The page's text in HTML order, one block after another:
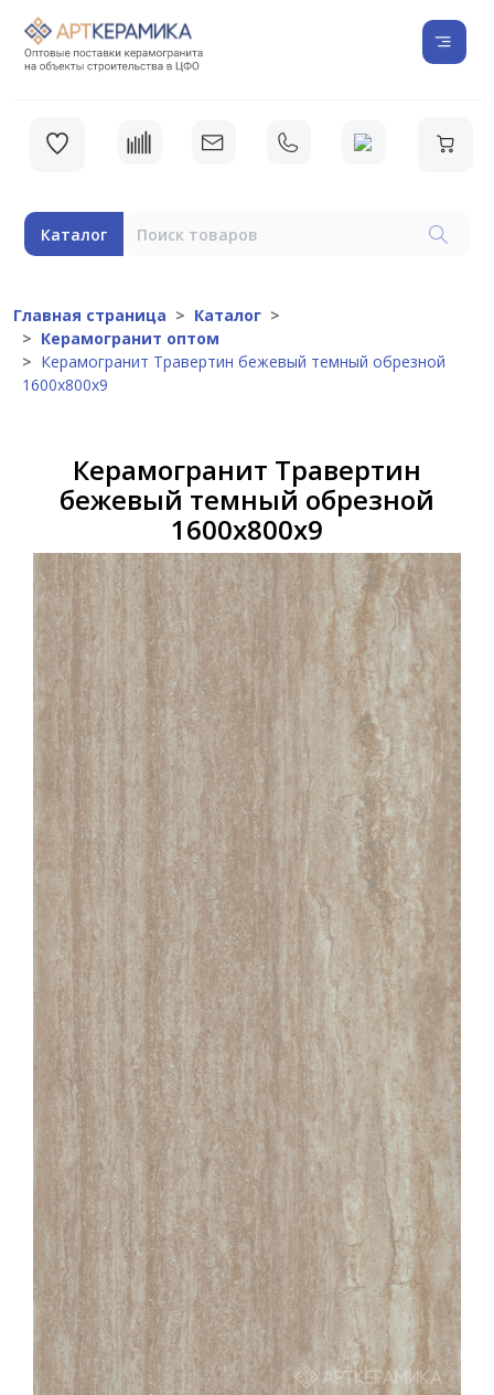
Каталог
Главная страница
Каталог
Керамогранит оптом
Керамогранит Травертин бежевый темный обрезной
1600х800x9
Керамогранит Травертин
бежевый темный обрезной
1600х800x9